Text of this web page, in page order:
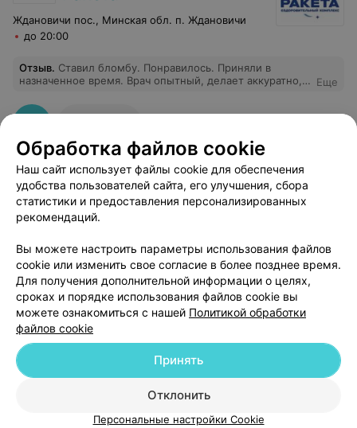
Ждановичи пос., Минская обл. п. Ждановичи
до 20:00
Отзыв. Ставил бломбу. Понравилось. Приняли в
назначенное время. Врач опытный, делает аккуратно,
посмотрим. Администратор вежливый
Еще
Добавить специалиста
О проекте Новости проекта
Размещение рекламы
Медицинский маркетинг
Публичный договор
Пользовательское соглашение
Способы оплаты
Обработка файлов cookie
Наш сайт использует файлы cookie для обеспечения
удобства пользователей сайта, его улучшения, сбора
статистики и предоставления персонализированных
рекомендаций.
Вы можете настроить параметры использования файлов
cookie или изменить свое согласие в более позднее время.
Для получения дополнительной информации о целях,
сроках и порядке использования файлов cookie вы
можете ознакомиться с нашей Политикой обработки
файлов cookie
Отклонить
Принять
Персональные настройки Cookie